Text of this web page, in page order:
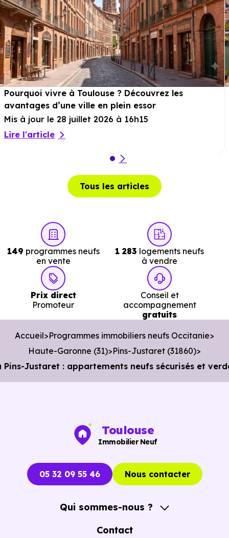
m, soit 1 min en voiture ou à 457 m, soit 5 min à pied .
Cinéma :Le Moulin de Roques à 6.5 km, soit 8 min en
voiture ou à 5.2 km, soit 1h 02 min à pied.
Théâtre :Théâtre municipal Muret à 7.7 km, soit 11 min
en voiture ou à 6.5 km, soit 1h 18 min à pied.
Musée :
Musée des Transports et des Communications
à 16.1 km, soit 15 min en voiture ou à 13.8 km, soit 2h
46 min à pied
voiture ou à 490 m, soit 6 min à pied
Police :Gendarmerie - Brigade de Portet-sur-
Garonne à 7.6 km, soit 9 min en voiture ou à 5.9 km,
soit 1h 11 min à pied
Poste :La Poste Pins Justaret
à 253 m, soit 1 min en
voiture ou à 253 m, soit 3 min à pied.
Bibliothèque :Médiathèque Municipale à 1.4 km, soit
3 min en voiture ou à 1.1 km, soit 13 min à pied.
Pourquoi vivre à Toulouse ? Découvrez les
avantages d’une ville en plein essor
Mis à jour le 28 juillet 2026 à 16h15
Lire l'article
Tous les articles
149 programmes neufs
en vente
1 283 logements neufs
à vendre
Prix direct
Promoteur
Conseil et
accompagnement
gratuits
Accueil Programmes immobiliers neufs Occitanie
Haute-Garonne (31) Pins-Justaret (31860)
Justaret : appartements neufs sécurisés et
Toulouse
Immobilier Neuf
05 32 09 55 46 Nous contacter
Qui sommes-nous ?
A propos
Contact